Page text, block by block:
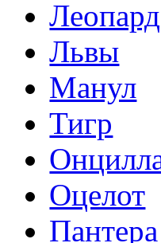
Леопард
Львы
Манул
Тигр
Оцелот
Пантера